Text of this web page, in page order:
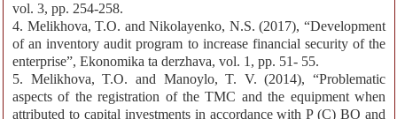
vol. 3, pp. 254-258.
4. Melikhova, T.O. and Nikolayenko, N.S. (2017), “Development
of an inventory audit program to increase financial security of the
enterprise”, Ekonomika ta derzhava, vol. 1, pp. 51- 55.
5. Melikhova, T.O. and Manoylo, T. V. (2014), “Problematic
aspects of the registration of the TMC and the equipment when
attributed to capital investments in accordance with P (C) BO and